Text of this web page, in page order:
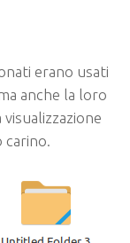
erano usati
anche la loro